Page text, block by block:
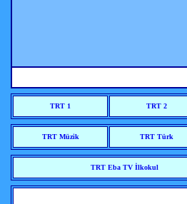
TRT 1 TRT 2
TRT Müzik TRT Türk
TRT Eba TV İlkokul